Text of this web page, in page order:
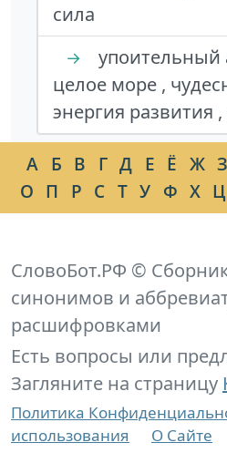
сила
→
упоительный
целое море ,
энергия развития
А Б В Г Д Е Ё Ж З
О П Р С Т У Ф Х Ц
СловоБот.РФ ©
синонимов и
расшифровками
Есть вопросы или
Загляните на страницу
Политика
использования
О Сайте